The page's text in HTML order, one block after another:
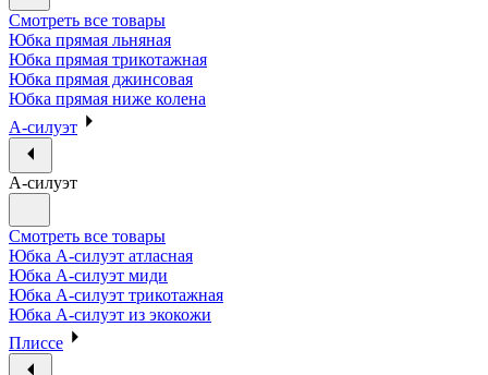
Смотреть все товары
Юбка прямая льняная
Юбка прямая трикотажная
Юбка прямая джинсовая
Юбка прямая ниже колена
А-силуэт
А-силуэт
Смотреть все товары
Юбка А-силуэт атласная
Юбка А-силуэт миди
Юбка А-силуэт трикотажная
Юбка А-силуэт из экокожи
Плиссе